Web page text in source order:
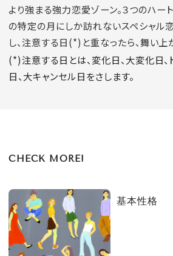
より強まる強力恋愛ゾーン。３つのハー
の特定の月にしか訪れないスペシャル
し、注意する日(*)と重なったら、舞い上
(*)注意する日とは、変化日、大変化日、
日、大キャンセル日をさします。
CHECK MORE!
基本性格